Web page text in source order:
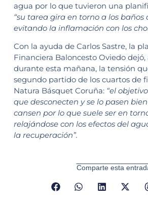
agua por lo que tuvieron una
“su tarea gira en torno a los baños
evitando la inflamación con los
Con la ayuda de Carlos Sastre, la
Financiera Baloncesto Oviedo
durante esta mañana, la tensión
segundo partido de los cuartos de
Natura Básquet Coruña: “el
que desconecten y se lo pasen
cansen por lo que suele ser en
relajándose con los efectos del
la recuperación”.
Comparte esta